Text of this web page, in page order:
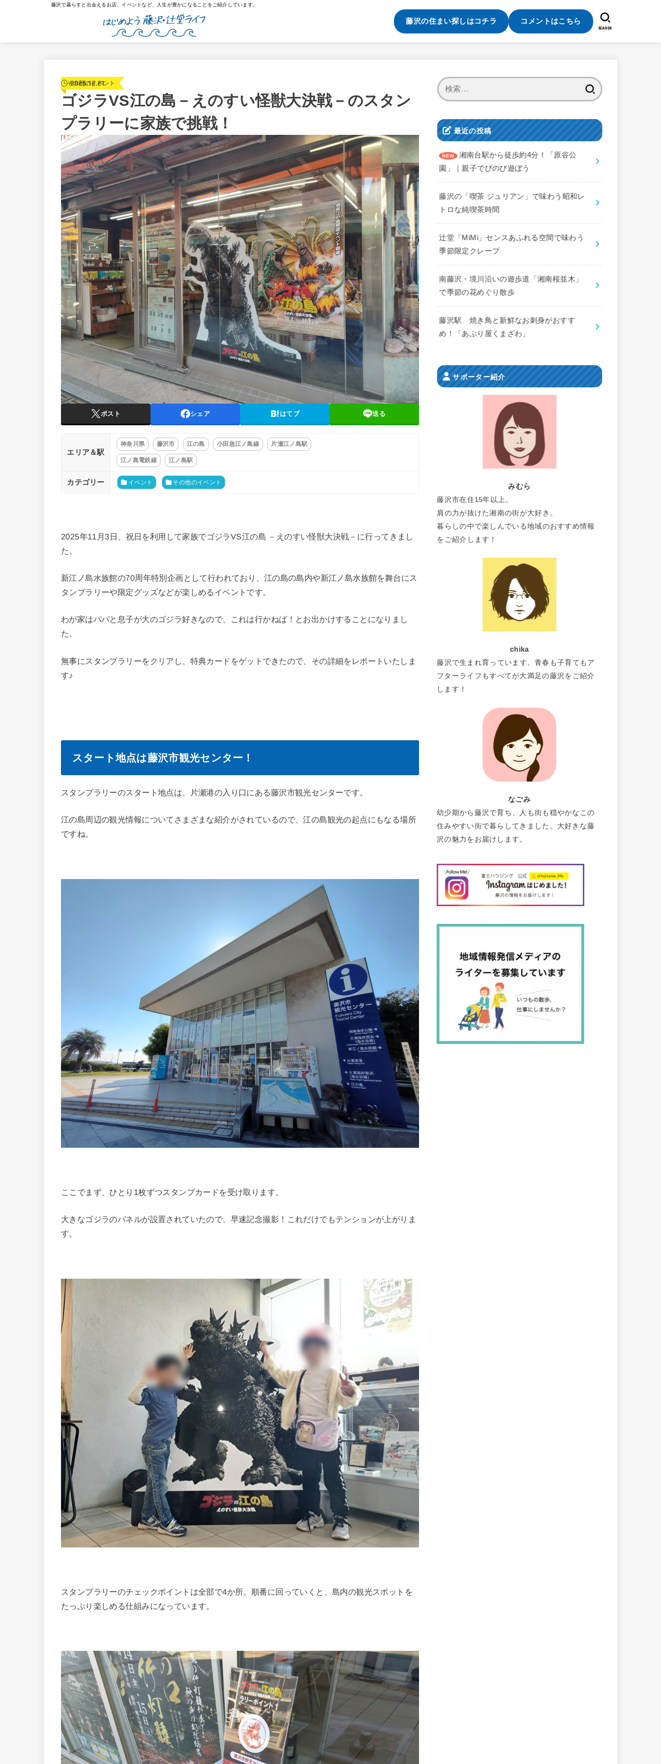
藤沢で暮らすと出会えるお店、イベントなど、人生が豊かになることをご紹介しています。
藤沢の住まい探しはコチラ コメントはこちら
SEARCH
その他のイベント
2025.12.21
ゴジラVS江の島－えのすい怪獣大決戦－のスタン
プラリーに家族で挑戦！
ポスト シェア はてブ 送る
エリア＆駅
神奈川県 藤沢市 江の島 小田急江ノ島線 片瀬江ノ島駅
江ノ島電鉄線 江ノ島駅
カテゴリー イベント その他のイベント
2025年11月3日、祝日を利用して家族でゴジラVS江の島 －えのすい怪獣大決戦－に行ってきまし
た。
新江ノ島水族館の70周年特別企画として行われており、江の島の島内や新江ノ島水族館を舞台にス
タンプラリーや限定グッズなどが楽しめるイベントです。
わが家はパパと息子が大のゴジラ好きなので、これは行かねば！とお出かけすることになりまし
た。
無事にスタンプラリーをクリアし、特典カードをゲットできたので、その詳細をレポートいたしま
す♪
スタート地点は藤沢市観光センター！
スタンプラリーのスタート地点は、片瀬港の入り口にある藤沢市観光センターです。
江の島周辺の観光情報についてさまざまな紹介がされているので、江の島観光の起点にもなる場所
ですね。
ここでまず、ひとり1枚ずつスタンプカードを受け取ります。
大きなゴジラのパネルが設置されていたので、早速記念撮影！これだけでもテンションが上がりま
す。
スタンプラリーのチェックポイントは全部で4か所。順番に回っていくと、島内の観光スポットを
たっぷり楽しめる仕組みになっています。
最近の投稿
湘南台駅から徒歩約4分！「原谷公
園」｜親子でびのび遊ぼう
藤沢の「喫茶 ジュリアン」で味わう昭和レ
トロな純喫茶時間
辻堂「MiMi」センスあふれる空間で味わう
季節限定クレープ
南藤沢・境川沿いの遊歩道「湘南桜並木」
で季節の花めぐり散歩
藤沢駅 焼き鳥と新鮮なお刺身がおすす
め！「あぶり屋くまざわ」
サポーター紹介
みむら
藤沢市在住15年以上。
肩の力が抜けた湘南の街が大好き。
暮らしの中で楽しんでいる地域のおすすめ情報
をご紹介します！
chika
藤沢で生まれ育っています。青春も子育てもア
フターライフもすべてが大満足の藤沢をご紹介
します！
なごみ
幼少期から藤沢で育ち、人も街も穏やかなこの
住みやすい街で暮らしてきました。大好きな藤
沢の魅力をお届けします。